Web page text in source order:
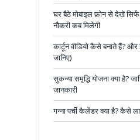
घर बैठे मोबाइल फ़ोन से देखे
नौकरी कब मिलेगी
कार्टून वीडियो कैसे बनाते हैं?
जानिए)
सुकन्या समृद्धि योजना क्या है?
जानकारी
गन्ना पर्ची कैलेंडर क्या है? कैसे